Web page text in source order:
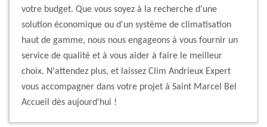
votre budget. Que vous soyez à la recherche d'une
solution économique ou d'un système de climatisation
haut de gamme, nous nous engageons à vous fournir un
service de qualité et à vous aider à faire le meilleur
choix. N'attendez plus, et laissez Clim Andrieux Expert
vous accompagner dans votre projet à Saint Marcel Bel
Accueil dès aujourd'hui !